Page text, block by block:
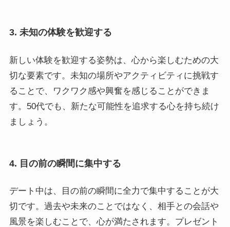
3. 未知の体験を歓迎する
新しい体験を歓迎する姿勢は、心から楽しむための大
切な要素です。未知の場所やアクティビティに挑戦す
ることで、ワクワク感や興奮を感じることができま
す。50代でも、新たな可能性を追求する心を持ち続け
ましょう。
4. 目の前の瞬間に集中する
デート中は、目の前の瞬間に全力で集中することが大
切です。過去や未来のことではなく、相手との会話や
風景を楽しむことで、心が満たされます。プレゼント